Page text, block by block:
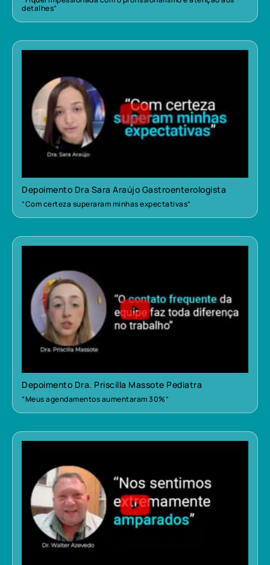
detalhes”
Depoimento Dra Sara Araújo Gastroenterologista
“Com certeza superaram minhas expectativas”
Depoimento Dra. Priscilla Massote Pediatra
“Meus agendamentos aumentaram 30%”